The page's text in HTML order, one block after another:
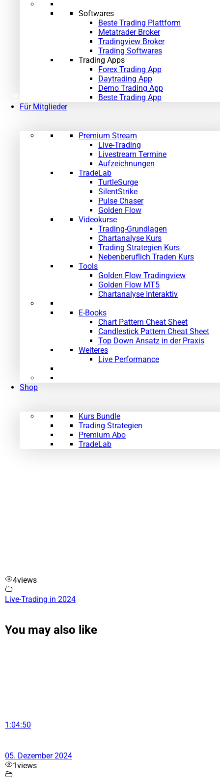
Softwares
Beste Trading Plattform
Metatrader Broker
Tradingview Broker
Trading Softwares
Trading Apps
Forex Trading App
Daytrading App
Demo Trading App
Beste Trading App
Für Mitglieder
Premium Stream
Live-Trading
Livestream Termine
Aufzeichnungen
TradeLab
TurtleSurge
SilentStrike
Pulse Chaser
Golden Flow
Videokurse
Trading-Grundlagen
Chartanalyse Kurs
Trading Strategien Kurs
Nebenberuflich Traden Kurs
Tools
Golden Flow Tradingview
Golden Flow MT5
Chartanalyse Interaktiv
E-Books
Chart Pattern Cheat Sheet
Candlestick Pattern Cheat Sheet
Top Down Ansatz in der Praxis
Weiteres
Live Performance
Shop
Kurs Bundle
Trading Strategien
Premium Abo
TradeLab
4views
Live-Trading in 2024
You may also like
1:04:50
05. Dezember 2024
1views